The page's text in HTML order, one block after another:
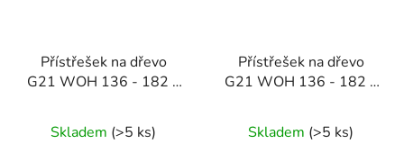
Přístřešek na dřevo
G21 WOH 136 - 182 x
Skladem (>5 ks)
Přístřešek na dřevo
G21 WOH 136 - 182 x
Skladem (>5 ks)